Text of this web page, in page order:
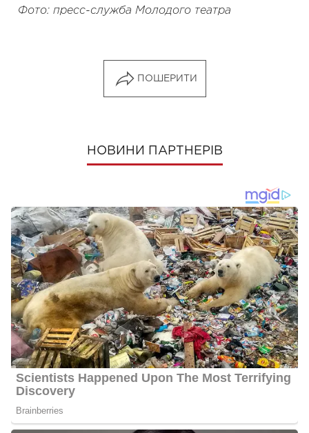
Фото: пресс-служба Молодого театра
ПОШЕРИТИ
НОВИНИ ПАРТНЕРІВ